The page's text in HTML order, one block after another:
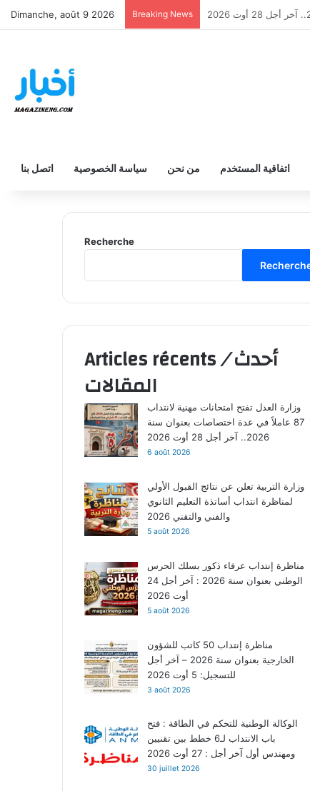
Dimanche, août 9 2026 Breaking News والفني والتقني 2026
اتصل بنا سياسة الخصوصية من نحن اتفاقية المستخدم
Recherche
Articles récents/أحدث
المقالات
وزارة العدل تفتح امتحانات مهنية لانتداب
87 عاملاً في عدة اختصاصات بعنوان سنة
2026.. آخر أجل 28 أوت 2026
6 août 2026
وزارة التربية تعلن عن نتائج القبول الأولي
لمناظرة انتداب أساتذة التعليم الثانوي
والفني والتقني 2026
5 août 2026
مناظرة إنتداب عرفاء ذكور بسلك الحرس
الوطني بعنوان سنة 2026 : آخر أجل 24
أوت 2026
5 août 2026
مناظرة إنتداب 50 كاتب للشؤون
الخارجية بعنوان سنة 2026 – آخر أجل
للتسجيل: 5 أوت 2026
3 août 2026
الوكالة الوطنية للتحكم في الطاقة : فتح
باب الانتداب لـ6 خطط بين تقنيين
ومهندس أول آخر أجل : 27 أوت 2026
30 juillet 2026